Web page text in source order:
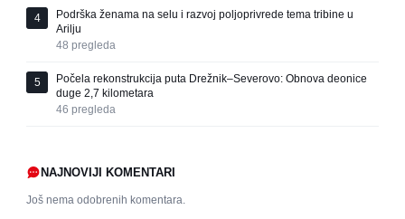
4
Podrška ženama na selu i razvoj poljoprivrede tema tribine u
Arilju
48 pregleda
5
Počela rekonstrukcija puta Drežnik–Severovo: Obnova deonice
duge 2,7 kilometara
46 pregleda
NAJNOVIJI KOMENTARI
Još nema odobrenih komentara.